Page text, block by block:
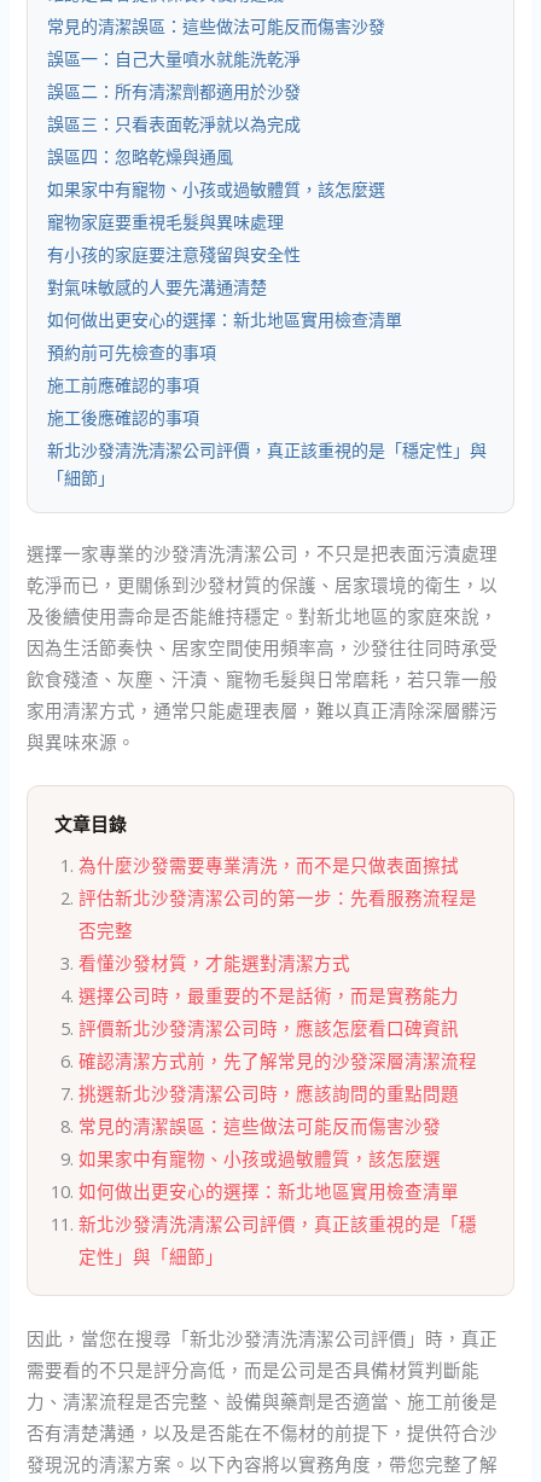
常見的清潔誤區：這些做法可能反而傷害沙發
誤區一：自己大量噴水就能洗乾淨
誤區二：所有清潔劑都適用於沙發
誤區三：只看表面乾淨就以為完成
誤區四：忽略乾燥與通風
如果家中有寵物、小孩或過敏體質，該怎麼選
寵物家庭要重視毛髮與異味處理
有小孩的家庭要注意殘留與安全性
對氣味敏感的人要先溝通清楚
如何做出更安心的選擇：新北地區實用檢查清單
預約前可先檢查的事項
施工前應確認的事項
施工後應確認的事項
新北沙發清洗清潔公司評價，真正該重視的是「穩定性」與
「細節」
選擇一家專業的沙發清洗清潔公司，不只是把表面污漬處理
乾淨而已，更關係到沙發材質的保護、居家環境的衛生，以
及後續使用壽命是否能維持穩定。對新北地區的家庭來說，
因為生活節奏快、居家空間使用頻率高，沙發往往同時承受
飲食殘渣、灰塵、汗漬、寵物毛髮與日常磨耗，若只靠一般
家用清潔方式，通常只能處理表層，難以真正清除深層髒污
與異味來源。
文章目錄
為什麼沙發需要專業清洗，而不是只做表面擦拭
評估新北沙發清潔公司的第一步：先看服務流程是
否完整
看懂沙發材質，才能選對清潔方式
選擇公司時，最重要的不是話術，而是實務能力
評價新北沙發清潔公司時，應該怎麼看口碑資訊
確認清潔方式前，先了解常見的沙發深層清潔流程
挑選新北沙發清潔公司時，應該詢問的重點問題
常見的清潔誤區：這些做法可能反而傷害沙發
如果家中有寵物、小孩或過敏體質，該怎麼選
如何做出更安心的選擇：新北地區實用檢查清單
新北沙發清洗清潔公司評價，真正該重視的是「穩
定性」與「細節」
因此，當您在搜尋「新北沙發清洗清潔公司評價」時，真正
需要看的不只是評分高低，而是公司是否具備材質判斷能
力、清潔流程是否完整、設備與藥劑是否適當、施工前後是
否有清楚溝通，以及是否能在不傷材的前提下，提供符合沙
發現況的清潔方案。以下內容將以實務角度，帶您完整了解